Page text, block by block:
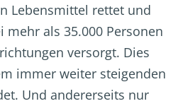
Lebensmittel rettet und
mehr als 35.000 Personen
versorgt. Dies
immer weiter steigenden
Und andererseits nur